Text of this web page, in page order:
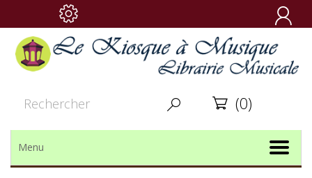

  (0)
Menu